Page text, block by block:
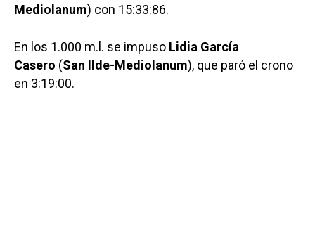
Mediolanum) con 15:33:86.
En los 1.000 m.l. se impuso Lidia García
Casero (San Ilde-Mediolanum), que paró el crono
en 3:19:00.